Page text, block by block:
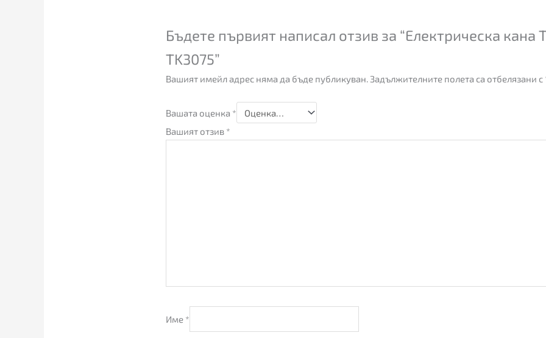
Бъдете първият написал отзив за “Електрическа кана
TK3075”
Вашият имейл адрес няма да бъде публикуван. Задължителните полета са отбелязани с
Вашата оценка *
Вашият отзив *
Име *